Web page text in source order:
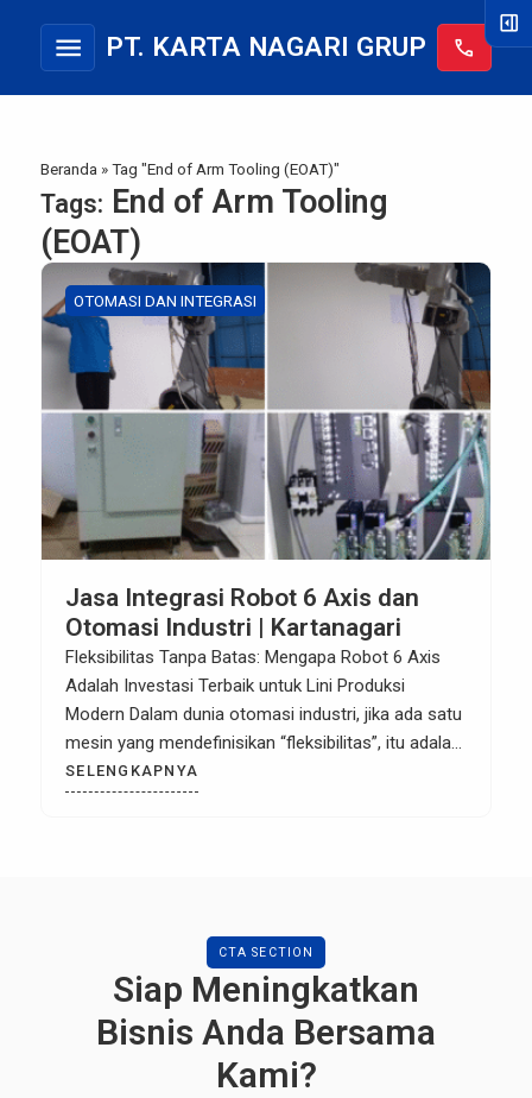
menu PT. KARTA NAGARI GRUP call
Beranda »Tag "End of Arm Tooling (EOAT)"
Tags: End of Arm Tooling
(EOAT)
OTOMASI DAN INTEGRASI
Jasa Integrasi Robot 6 Axis dan
Otomasi Industri | Kartanagari
Fleksibilitas Tanpa Batas: Mengapa Robot 6 Axis
Adalah Investasi Terbaik untuk Lini Produksi
Modern Dalam dunia otomasi industri, jika ada satu
mesin yang mendefinisikan “fleksibilitas”, itu adalah
Robot 6 Axis (Robot Enam Sumbu). Sering disebut
sebagai Articulated Robot atau lengan robot, mesin
SELENGKAPNYA
right_panel_open
CTA SECTION
Siap Meningkatkan
Bisnis Anda Bersama
Kami?